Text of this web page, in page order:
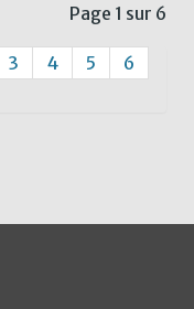
Page 1 sur 6
3 4 5
6